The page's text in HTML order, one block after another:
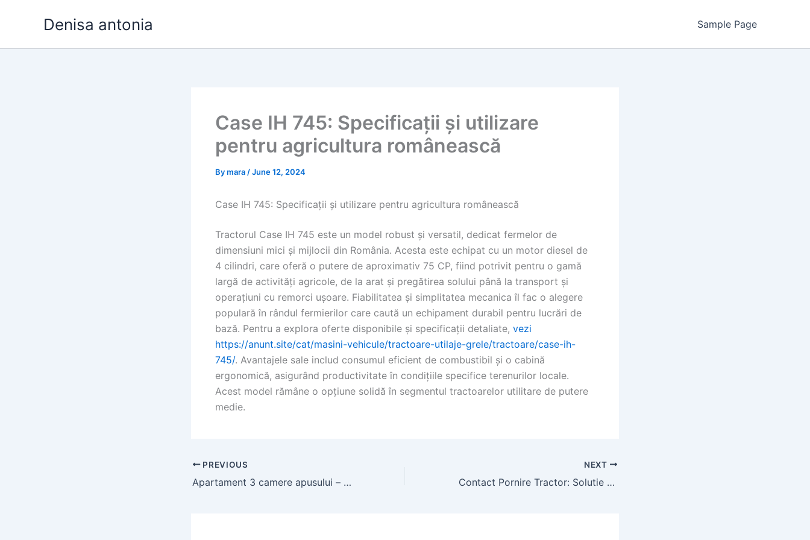
Denisa antonia Sample Page
Case IH 745: Specificații și utilizare
pentru agricultura românească
Bymara /June 12, 2024
Case IH 745: Specificații și utilizare pentru agricultura românească
Tractorul Case IH 745 este un model robust și versatil, dedicat fermelor de
dimensiuni mici și mijlocii din România. Acesta este echipat cu un motor diesel de
4 cilindri, care oferă o putere de aproximativ 75 CP, fiind potrivit pentru o gamă
largă de activități agricole, de la arat și pregătirea solului până la transport și
operațiuni cu remorci ușoare. Fiabilitatea și simplitatea mecanica îl fac o alegere
populară în rândul fermierilor care caută un echipament durabil pentru lucrări de
bază. Pentru a explora oferte disponibile și specificații detaliate, vezi
https://anunt.site/cat/masini-vehicule/tractoare-utilaje-grele/tractoare/case-ih-
745/. Avantajele sale includ consumul eficient de combustibil și o cabină
ergonomică, asigurând productivitate în condițiile specifice terenurilor locale.
Acest model rămâne o opțiune solidă în segmentul tractoarelor utilitare de putere
medie.
PREVIOUS
Apartament 3 camere apusului – oferte disponibile
NEXT
Contact Pornire Tractor: Solutie pentru Probleme de Aprindere